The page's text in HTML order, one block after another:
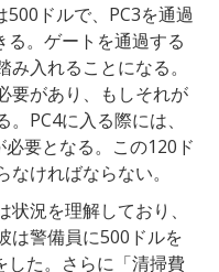
ドルで、PC3を通過
る。ゲートを通過する
入れることになる。
要があり、もしそれが
PC4に入る際には、
要となる。この120ド
ければならない。
況を理解しており、
は警備員に500ドルを
した。さらに「清掃費